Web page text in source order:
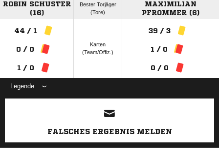
ROBIN SCHUSTER
(16)
Bester Torjäger
(Tore)
MAXIMILIAN
PFROMMER (6)
44 / 1
0 / 0
1 / 0
Karten
(Team/Offiz.)
39 / 3
1 / 0
0 / 0
Legende
ANZEIGE
FALSCHES ERGEBNIS MELDEN